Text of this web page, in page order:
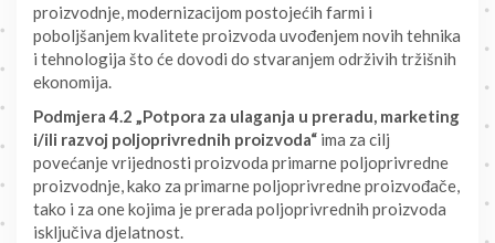
proizvodnje, modernizacijom postojećih farmi i
poboljšanjem kvalitete proizvoda uvođenjem novih tehnika
i tehnologija što će dovodi do stvaranjem održivih tržišnih
ekonomija.
Podmjera 4.2 „Potpora za ulaganja u preradu, marketing
i/ili razvoj poljoprivrednih proizvoda“ ima za cilj
povećanje vrijednosti proizvoda primarne poljoprivredne
proizvodnje, kako za primarne poljoprivredne proizvođače,
tako i za one kojima je prerada poljoprivrednih proizvoda
isključiva djelatnost.